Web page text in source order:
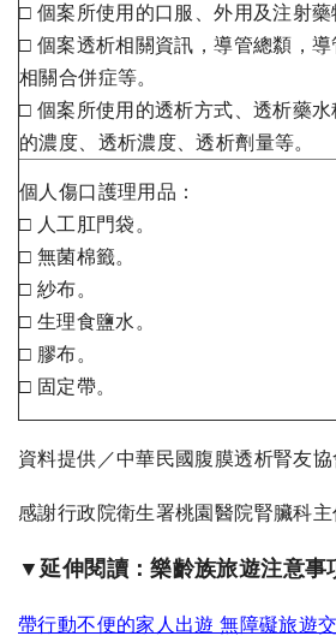
□ 個案所使用的口服、外用及注射藥
□ 個案透析相關資訊，導管總纇，導
相關合併症等。
□ 個案所使用的透析方式、透析藥
的濃度、透析濃度、透析劑量等。
個人傷口護理用品：
□ 人工肛門袋。
□ 無菌棉籤。
□ 紗布。
□ 生理食鹽水。
□ 膠布。
□ 固定帶。
資料提供／中華民國腹膜透析腎友協
感謝行政院衛生署桃園醫院腎臟科
▼延伸閱讀：樂齡族旅遊注意事
帶行動不便的家人出遊 無障礙旅遊